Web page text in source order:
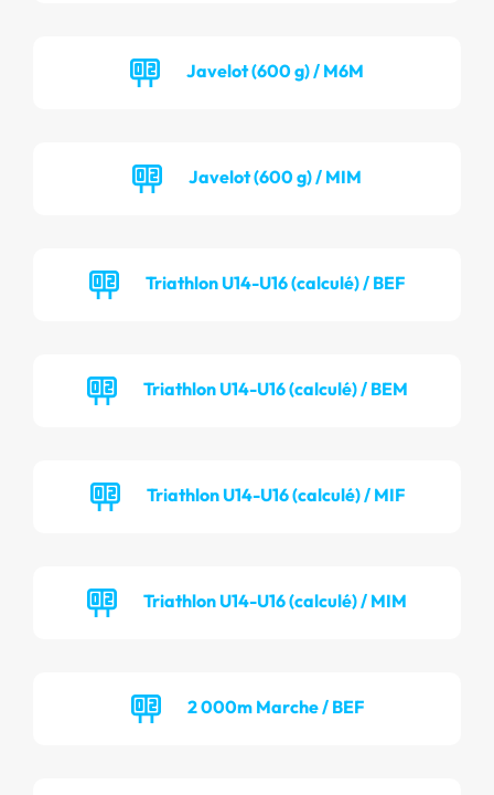
Javelot (600 g) / M6M
Javelot (600 g) / MIM
Triathlon U14-U16 (calculé) / BEF
Triathlon U14-U16 (calculé) / BEM
Triathlon U14-U16 (calculé) / MIF
Triathlon U14-U16 (calculé) / MIM
2 000m Marche / BEF